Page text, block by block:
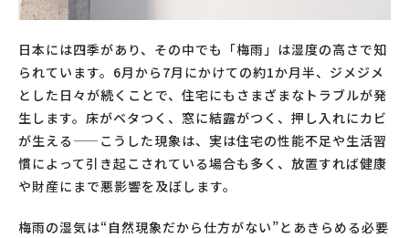
日本には四季があり、その中でも「梅雨」は湿度の高さで知
られています。6月から7月にかけての約1か月半、ジメジメ
とした日々が続くことで、住宅にもさまざまなトラブルが発
生します。床がベタつく、窓に結露がつく、押し入れにカビ
が生える——こうした現象は、実は住宅の性能不足や生活習
慣によって引き起こされている場合も多く、放置すれば健康
や財産にまで悪影響を及ぼします。
梅雨の湿気は“自然現象だから仕方がない”とあきらめる必要